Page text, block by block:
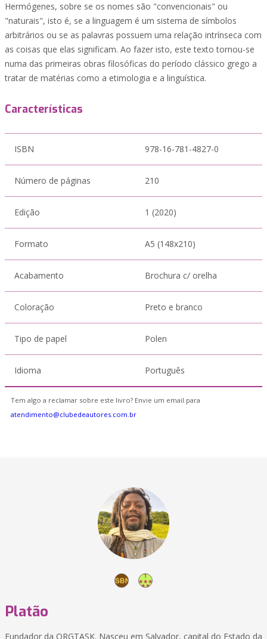
Hermógenes, sobre se os nomes são "convencionais" ou
"naturais", isto é, se a linguagem é um sistema de símbolos
arbitrários ou se as palavras possuem uma relação intrínseca com
as coisas que elas significam. Ao fazer isto, este texto tornou-se
numa das primeiras obras filosóficas do período clássico grego a
tratar de matérias como a etimologia e a linguística.
Características
ISBN 978-16-781-4827-0
Número de páginas 210
Edição 1 (2020)
Formato A5 (148x210)
Acabamento Brochura c/ orelha
Coloração Preto e branco
Tipo de papel Polen
Idioma Português
Tem algo a reclamar sobre este livro? Envie um email para
atendimento@clubedeautores.com.br
Platão
Fundador da ORGTASK. Nasceu em Salvador, capital do Estado da